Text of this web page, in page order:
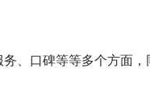
、口碑等等多个方面